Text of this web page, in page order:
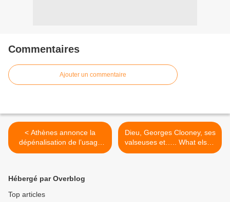
Commentaires
Ajouter un commentaire
< Athènes annonce la
dépénalisation de l’usage
de tous les stupéfiants
Dieu, Georges Clooney, ses
valseuses et….. What else?
>
Hébergé par Overblog
Top articles